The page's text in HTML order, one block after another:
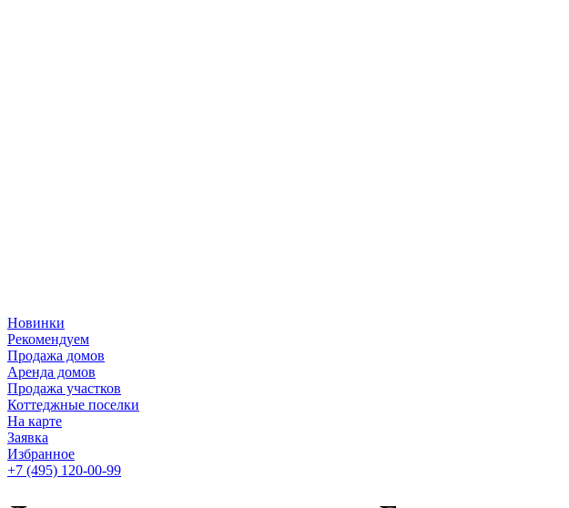
Новинки
Рекомендуем
Продажа домов
Аренда домов
Продажа участков
Коттеджные поселки
На карте
Заявка
Избранное
+7 (495) 120-00-99